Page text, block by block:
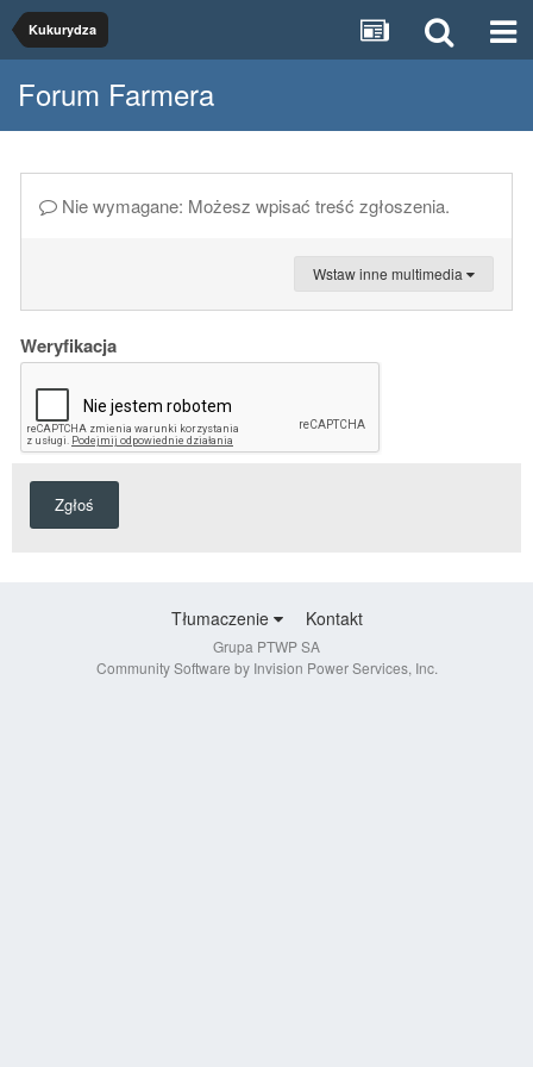
Kukurydza
Forum Farmera
Nie wymagane: Możesz wpisać treść zgłoszenia.
Wstaw inne multimedia
Weryfikacja
Zgłoś
Tłumaczenie Kontakt
Grupa PTWP SA
Community Software by Invision Power Services, Inc.